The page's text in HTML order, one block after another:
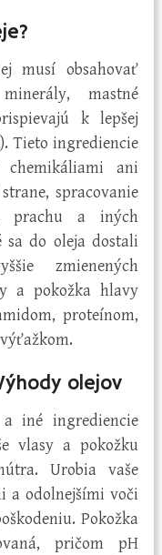
musí obsahovať
mastné
k lepšej
Tieto ingrediencie
ani
spracovanie
prachu a iných
sa do oleja dostali
zmienených
a pokožka hlavy
proteínom,
olejov
iné ingrediencie
vlasy a pokožku
Urobia vaše
a odolnejšími voči
Pokožka
pričom pH